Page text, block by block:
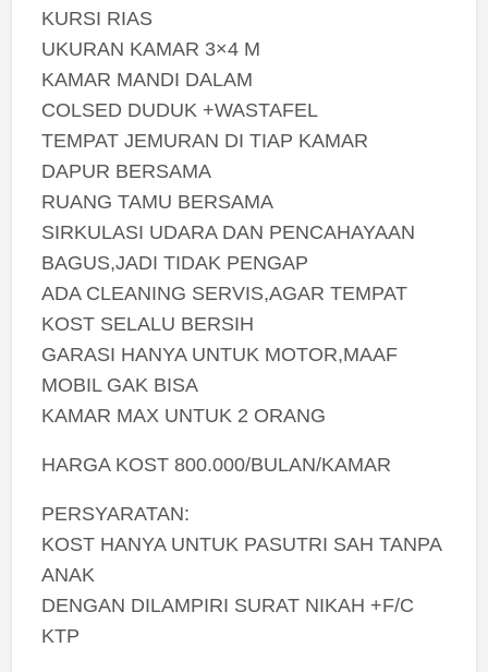
KURSI RIAS
UKURAN KAMAR 3×4 M
KAMAR MANDI DALAM
COLSED DUDUK +WASTAFEL
TEMPAT JEMURAN DI TIAP KAMAR
DAPUR BERSAMA
RUANG TAMU BERSAMA
SIRKULASI UDARA DAN PENCAHAYAAN
BAGUS,JADI TIDAK PENGAP
ADA CLEANING SERVIS,AGAR TEMPAT
KOST SELALU BERSIH
GARASI HANYA UNTUK MOTOR,MAAF
MOBIL GAK BISA
KAMAR MAX UNTUK 2 ORANG
HARGA KOST 800.000/BULAN/KAMAR
PERSYARATAN:
KOST HANYA UNTUK PASUTRI SAH TANPA
ANAK
DENGAN DILAMPIRI SURAT NIKAH +F/C
KTP